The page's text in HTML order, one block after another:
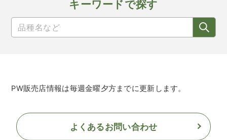
キーワードで探す
PW販売店情報は毎週金曜夕方までに更新します。
よくあるお問い合わせ